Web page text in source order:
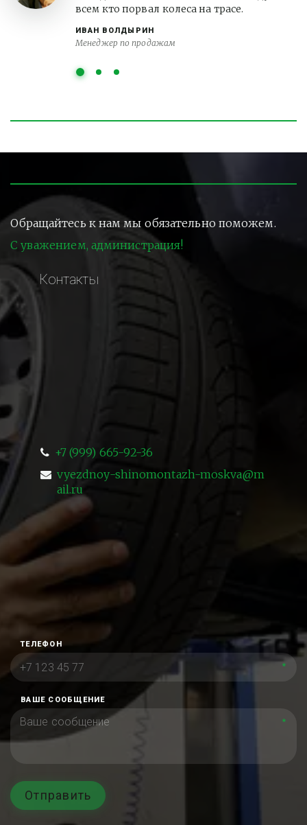
ИВАН ВОЛДЫРИН
Менеджер по продажам
всем кто порвал колеса на трасе.
Обращайтесь к нам мы обязательно поможем.
С уважением, администрация!
Контакты
+7 (999) 665-92-36
vyezdnoy-shinomontazh-moskva@m
ail.ru
ТЕЛЕФОН
*
ВАШЕ СООБЩЕНИЕ
*
Отправить